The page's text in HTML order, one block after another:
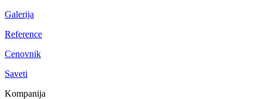
Galerija
Reference
Cenovnik
Saveti
Kompanija